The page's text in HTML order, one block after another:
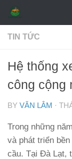
Skip to
TIN TỨC
Hệ thống
công cộng
BY VĂN LÂM ·
Trong những
và phát triển
cầu. Tại Đà Lạt,